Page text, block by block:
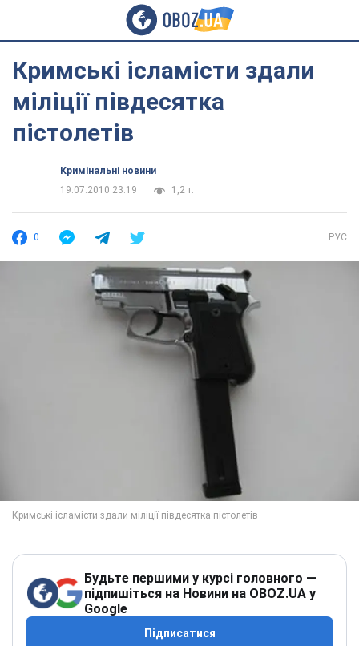
Кримські ісламісти здали
міліції півдесятка
пістолетів
Кримінальні новини
19.07.2010 23:19
1,2 т.
0 РУС
Будьте першими у курсі головного —
підпишіться на Новини на OBOZ.UA у
Google
Підписатися